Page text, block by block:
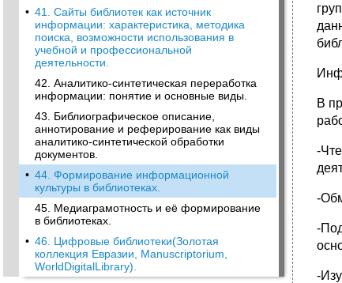
• 41. Сайты библиотек как источник
информации: характеристика, методика
поиска, возможности использования в
учебной и профессиональной
деятельности.
42. Аналитико-синтетическая переработка
информации: понятие и основные виды.
43. Библиографическое описание,
аннотирование и реферирование как виды
аналитико-синтетической обработки
документов.
• 44. Формирование информационной
культуры в библиотеках.
45. Медиаграмотность и её формирование
в библиотеках.
• 46. Цифровые библиотеки(Золотая
коллекция Евразии, Manuscriptorium,
WorldDigitalLibrary).
В
-
-
-
-